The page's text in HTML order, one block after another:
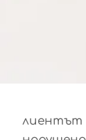
лиентът